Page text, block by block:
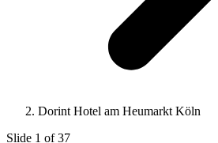
Dorint Hotel am Heumarkt Köln
Slide 1 of 37